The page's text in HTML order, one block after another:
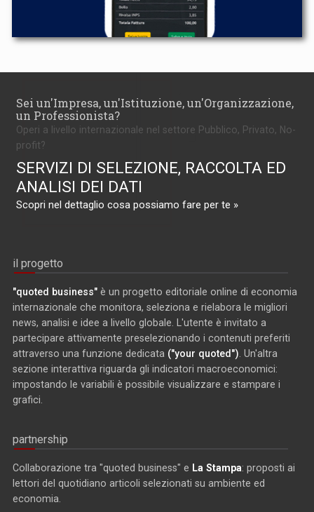
Sei un'Impresa, un'Istituzione, un'Organizzazione,
un Professionista?
Operi a livello internazionale nel settore Pubblico, Privato, No-
profit?
SERVIZI DI SELEZIONE, RACCOLTA ED
ANALISI DEI DATI
Scopri nel dettaglio cosa possiamo fare per te »
il progetto
"quoted business" è un progetto editoriale online di economia
internazionale che monitora, seleziona e rielabora le migliori
news, analisi e idee a livello globale. L'utente è invitato a
partecipare attivamente preselezionando i contenuti preferiti
attraverso una funzione dedicata ("your quoted") . Un'altra
sezione interattiva riguarda gli indicatori macroeconomici:
impostando le variabili è possibile visualizzare e stampare i
grafici.
partnership
Collaborazione tra "quoted business" e La Stampa: proposti ai
lettori del quotidiano articoli selezionati su ambiente ed
economia.